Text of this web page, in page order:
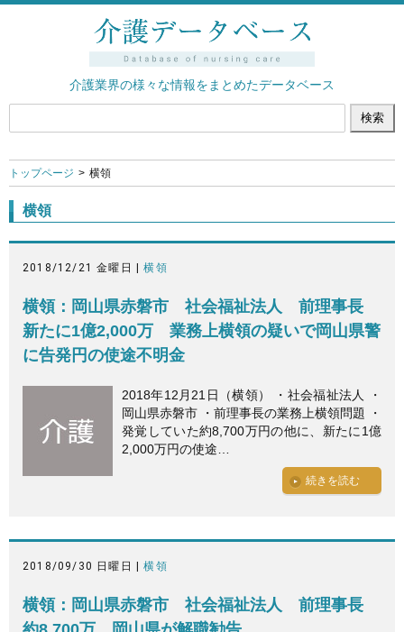
介護業界の様々な情報をまとめたデータベース
トップページ 横領
横領
2018/12/21 金曜日 |横領
横領：岡山県赤磐市 社会福祉法人 前理事長
新たに1億2,000万 業務上横領の疑いで岡山県警
に告発円の使途不明金
2018年12月21日（横領） ・社会福祉法人 ・
岡山県赤磐市 ・前理事長の業務上横領問題 ・
発覚していた約8,700万円の他に、新たに1億
2,000万円の使途…
続きを読む
2018/09/30 日曜日 |横領
横領：岡山県赤磐市 社会福祉法人 前理事長